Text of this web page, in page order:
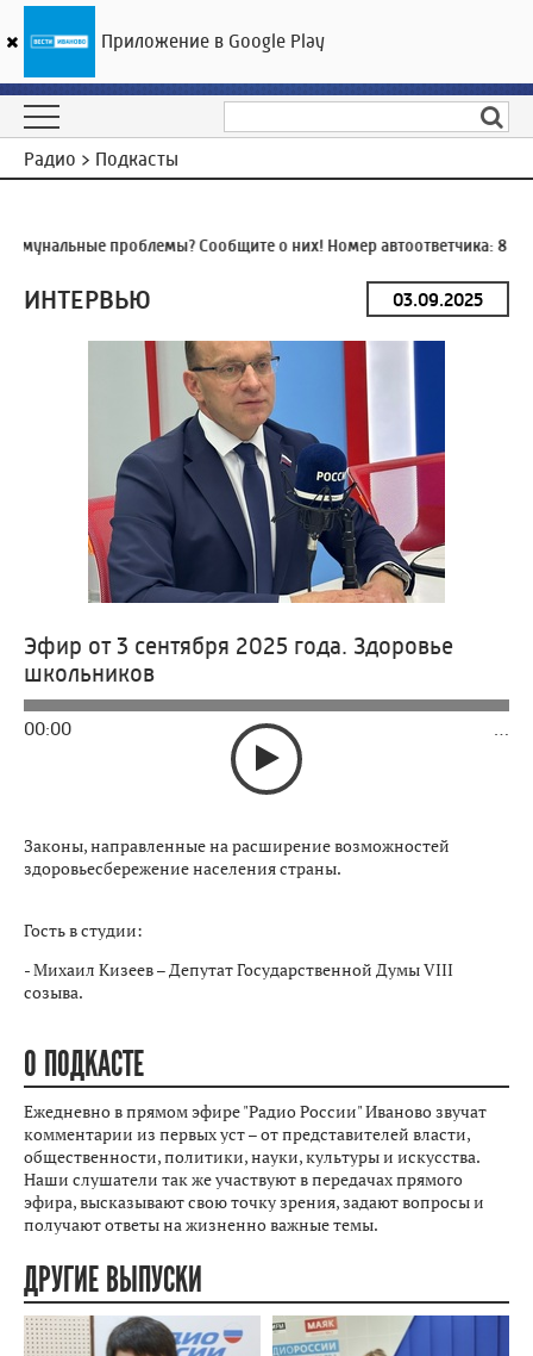
ГТРК «Ивтелерадио»
Радио > Подкасты
проблемы? Сообщите о них! Номер автоответчика:8
ИНТЕРВЬЮ
Эфир от 3 сентября 2025 года. Здоровье
школьников
00:00 …
Законы, направленные на расширение возможностей
здоровьесбережение населения страны.
Гость в студии:
- Михаил Кизеев – Депутат Государственной Думы VIII
созыва.
О ПОДКАСТЕ
Ежедневно в прямом эфире "Радио России" Иваново звучат
комментарии из первых уст – от представителей власти,
общественности, политики, науки, культуры и искусства.
Наши слушатели так же участвуют в передачах прямого
эфира, высказывают свою точку зрения, задают вопросы и
получают ответы на жизненно важные темы.
ДРУГИЕ ВЫПУСКИ
Приложение в Google Play